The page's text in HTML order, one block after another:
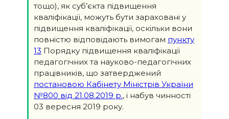
тощо), як суб’єкта підвищення
кваліфікації, можуть бути зараховані у
підвищення кваліфікації, оскільки вони
повністю відповідають вимогам пункту
13 Порядку підвищення кваліфікації
педагогічних та науково-педагогічних
працівників, що затверджений
постановою Кабінету Міністрів України
№800 від 21.08.2019 р., і набув чинності
03 вересня 2019 року.